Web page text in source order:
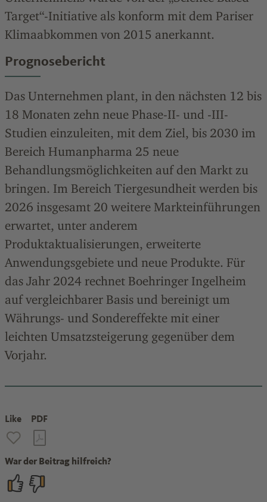
Target“-Initiative als konform mit dem Pariser
Klimaabkommen von 2015 anerkannt.
Prognosebericht
Das Unternehmen plant, in den nächsten 12 bis
18 Monaten zehn neue Phase-II- und -III-
Studien einzuleiten, mit dem Ziel, bis 2030 im
Bereich Humanpharma 25 neue
Behandlungsmöglichkeiten auf den Markt zu
bringen. Im Bereich Tiergesundheit werden bis
2026 insgesamt 20 weitere Markteinführungen
erwartet, unter anderem
Produktaktualisierungen, erweiterte
Anwendungsgebiete und neue Produkte. Für
das Jahr 2024 rechnet Boehringer Ingelheim
auf vergleichbarer Basis und bereinigt um
Währungs- und Sondereffekte mit einer
leichten Umsatzsteigerung gegenüber dem
Vorjahr.
Like PDF
War der Beitrag hilfreich?